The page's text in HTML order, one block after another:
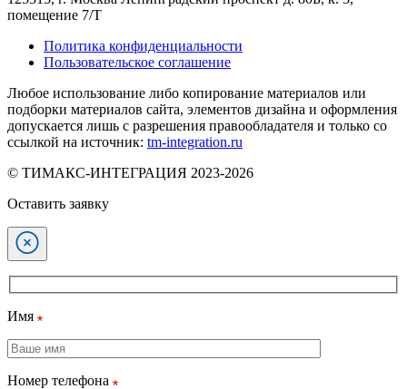
помещение 7/Т
Политика конфиденциальности
Пользовательское соглашение
Любое использование либо копирование материалов или
подборки материалов сайта, элементов дизайна и оформления
допускается лишь с разрешения правообладателя и только со
ссылкой на источник: tm-integration.ru
© ТИМАКС-ИНТЕГРАЦИЯ 2023-2026
Оставить заявку
Имя
Номер телефона